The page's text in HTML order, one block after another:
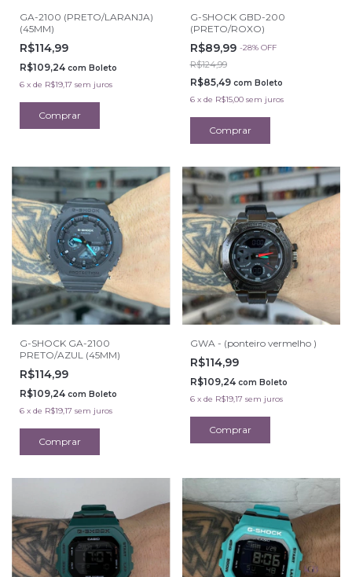
GA-2100 (PRETO/LARANJA)
(45MM)
R$114,99
R$109,24 com Boleto
6 x de R$19,17 sem juros
G-SHOCK GBD-200
(PRETO/ROXO)
R$89,99 -28% OFF
R$124,99
R$85,49 com Boleto
6 x de R$15,00 sem juros
G-SHOCK GA-2100
PRETO/AZUL (45MM)
R$114,99
R$109,24 com Boleto
6 x de R$19,17 sem juros
GWA - (ponteiro vermelho )
R$114,99
R$109,24 com Boleto
6 x de R$19,17 sem juros